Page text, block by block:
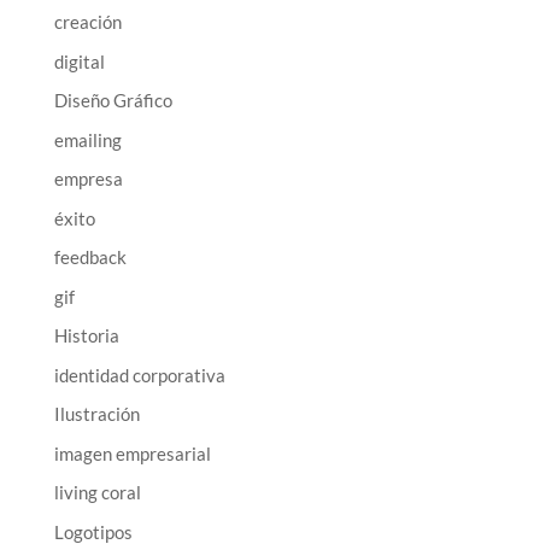
creación
digital
Diseño Gráfico
emailing
empresa
éxito
feedback
gif
Historia
identidad corporativa
Ilustración
imagen empresarial
living coral
Logotipos